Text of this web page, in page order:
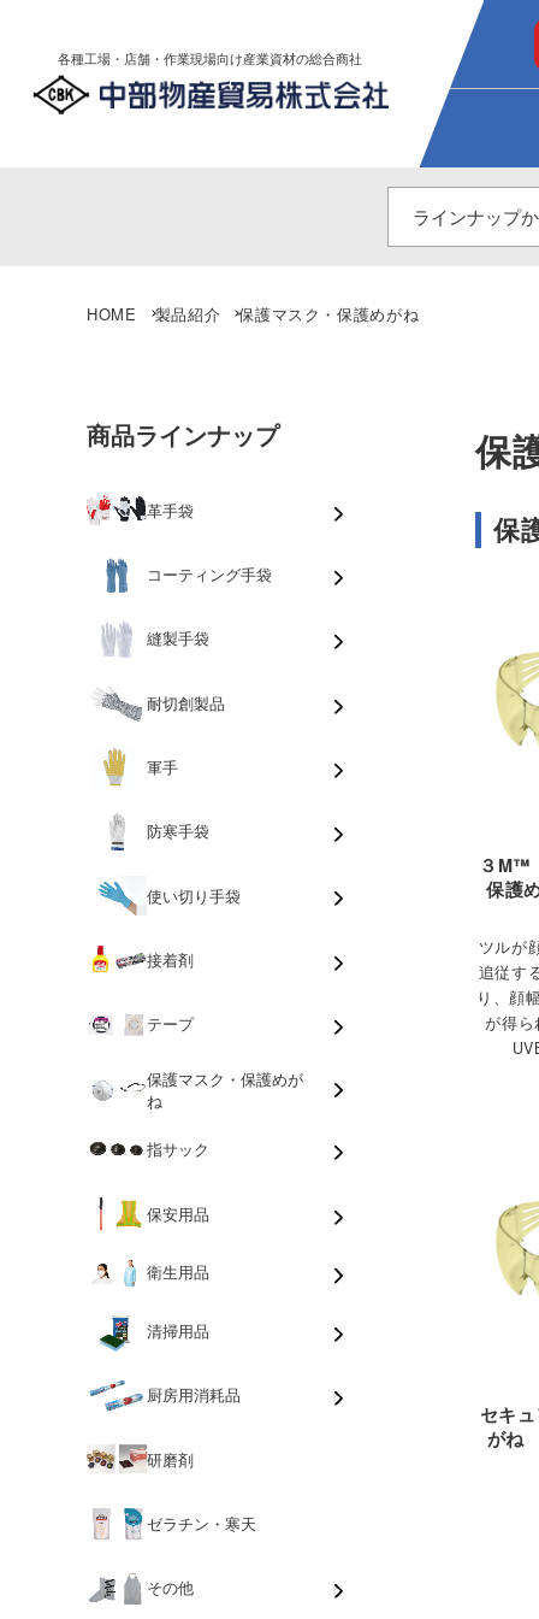
各種工場・店舗・作業現場向け産業資材の総合商社
HOME 製品紹介 保護マスク・保護めがね
商品ラインナップ
革手袋
コーティング手袋
縫製手袋
耐切創製品
軍手
防寒手袋
使い切り手袋
接着剤
テープ
保護マスク・保護めが
ね
指サック
保安用品
衛生用品
清掃用品
厨房用消耗品
研磨剤
ゼラチン・寒天
その他
保
保
３M™
保護
ツルが
追従す
り、顔
が得ら
セキ
がね